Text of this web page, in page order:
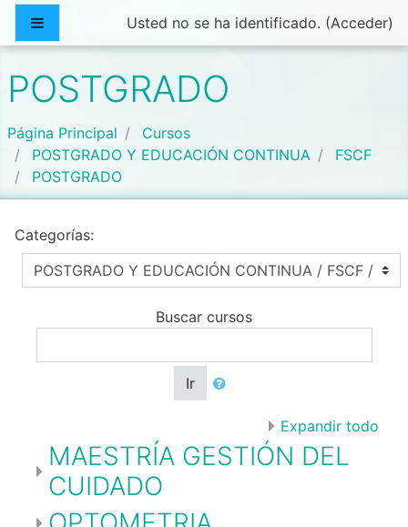
Salta al contenido principal
Panel lateralUsted no se ha identificado. (Acceder)
POSTGRADO
Página Principal
Cursos
POSTGRADO Y EDUCACIÓN CONTINUA
FSCF
POSTGRADO
Categorías:
Buscar cursos
Ir
Expandir todo
MAESTRÍA GESTIÓN DEL
CUIDADO